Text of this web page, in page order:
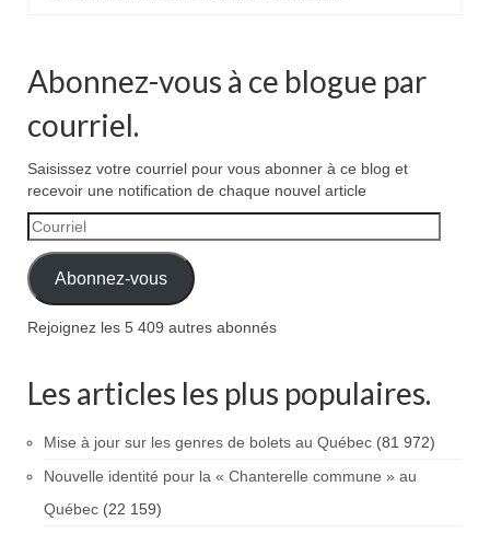
Abonnez-vous à ce blogue par
courriel.
Saisissez votre courriel pour vous abonner à ce blog et
recevoir une notification de chaque nouvel article
Courriel
Abonnez-vous
Rejoignez les 5 409 autres abonnés
Les articles les plus populaires.
Mise à jour sur les genres de bolets au Québec (81 972)
Nouvelle identité pour la « Chanterelle commune » au
Québec (22 159)